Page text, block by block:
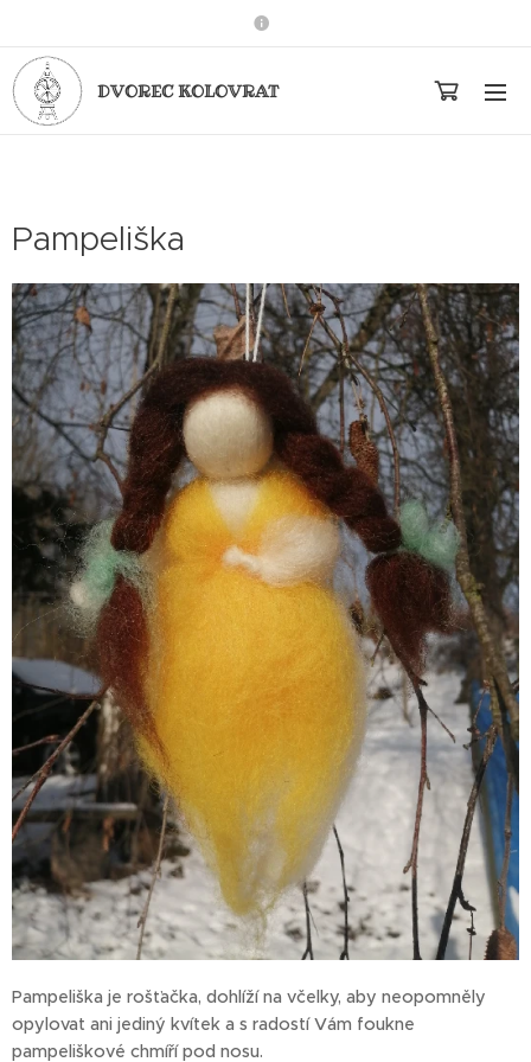
DVOREC KOLOVRAT
Pampeliška
Pampeliška je rošťačka, dohlíží na včelky, aby neopomněly
opylovat ani jediný kvítek a s radostí Vám foukne
pampeliškové chmíří pod nosu.